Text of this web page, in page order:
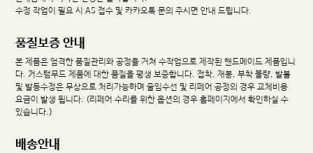
수정 작업이 필요 시 AS 접수 및 카카오톡 문의 주시면 안내 드립니다.
품질보증 안내
본 제품은 엄격한 품질관리와 공정을 거쳐 수작업으로 제작된 핸드메이드 제품입니
다. 커스텀무드 제품에 대한 품질을 평생 보증합니다. 접착, 재봉, 부착 불량, 발볼
및 발등수정은 무상으로 처리가능하며 줄임수선 및 리페어 공정의 경우 교체비용
요금이 발생 됩니다. (리페어 수리를 위한 옵션의 경우 홈페이지에서 확인하실 수
있습니다.)
배송안내